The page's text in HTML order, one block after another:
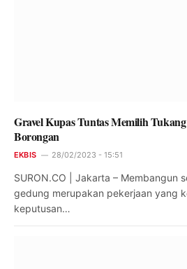
Gravel Kupas Tuntas Memilih
Borongan
EKBIS 28/02/2023 - 15:51
SURON.CO | Jakarta – Membangun
gedung merupakan pekerjaan yang
keputusan…